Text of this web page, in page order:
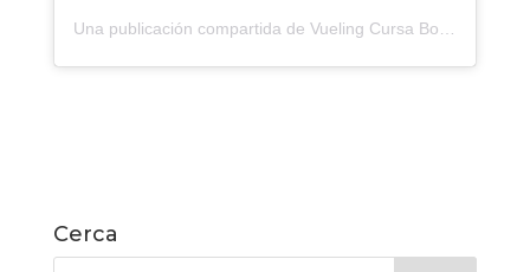
Una publicación compartida de Vueling Cursa Bombers Barcelona (@cursadebombers)
Cerca